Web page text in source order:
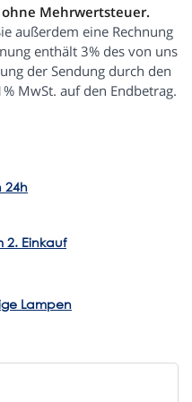
ohne Mehrwertsteuer.
außerdem eine Rechnung
enthält 3% des von uns
der Sendung durch den
MwSt. auf den Endbetrag.
24h
2. Einkauf
Lampen